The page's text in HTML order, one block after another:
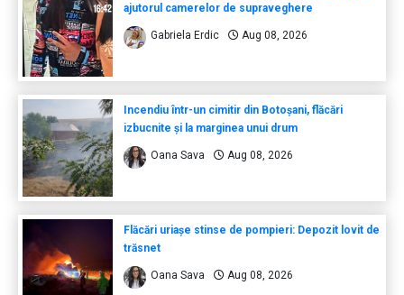
ajutorul camerelor de supraveghere
Gabriela Erdic Aug 08, 2026
Incendiu într-un cimitir din Botoșani, flăcări
izbucnite și la marginea unui drum
Oana Sava Aug 08, 2026
Flăcări uriașe stinse de pompieri: Depozit lovit de
trăsnet
Oana Sava Aug 08, 2026